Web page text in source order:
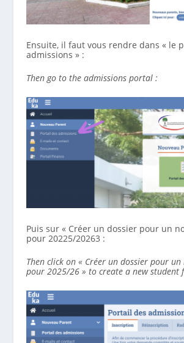
Ensuite, il faut vous rendre dans « le
admissions » :
Then go to the admissions portal :
Puis sur « Créer un dossier pour un
pour 20225/20263 :
Then click on « Créer un dossier pour un
pour 2025/26 » to create a new student